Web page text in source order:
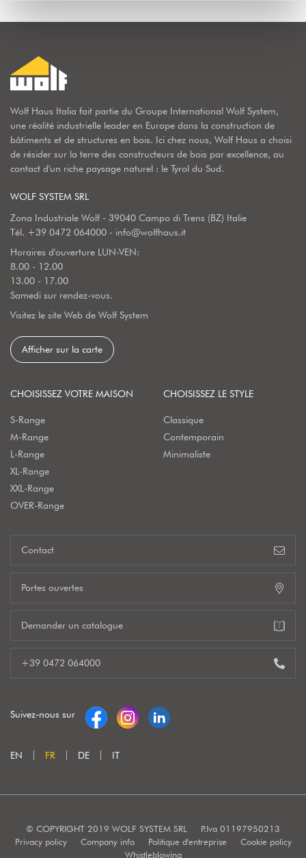
Wolf Haus Italia fait partie du Groupe International Wolf System,
une réalité industrielle leader en Europe dans la construction de
bâtiments et de structures en bois. Ici chez nous, Wolf Haus a choisi
de résider sur la terre des constructeurs de bois par excellence, au
contact d'un riche paysage naturel : le Tyrol du Sud.
WOLF SYSTEM SRL
Zona Industriale Wolf - 39040 Campo di Trens (BZ) Italie
Tél. +39 0472 064000 - info@wolfhaus.it
Horaires d'ouverture LUN-VEN:
8.00 - 12.00
13.00 - 17.00
Samedi sur rendez-vous.
Visitez le site Web de Wolf System
Afficher sur la carte
CHOISISSEZ VOTRE MAISON
S-Range
M-Range
L-Range
XL-Range
XXL-Range
OVER-Range
CHOISISSEZ LE STYLE
Classique
Contemporain
Minimaliste
Contact
Portes ouvertes
Demander un catalogue
+39 0472 064000
Suivez-nous sur
EN FR DE IT
© COPYRIGHT 2019 WOLF SYSTEM SRL
P.Iva 01197950213
Privacy policy
Company info Politique d'entreprise
Cookie policy
Whistleblowing